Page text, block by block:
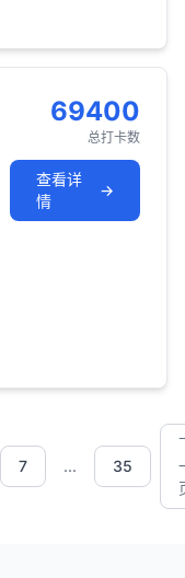
69400
总打卡数
查看详
情
→
7 ... 35